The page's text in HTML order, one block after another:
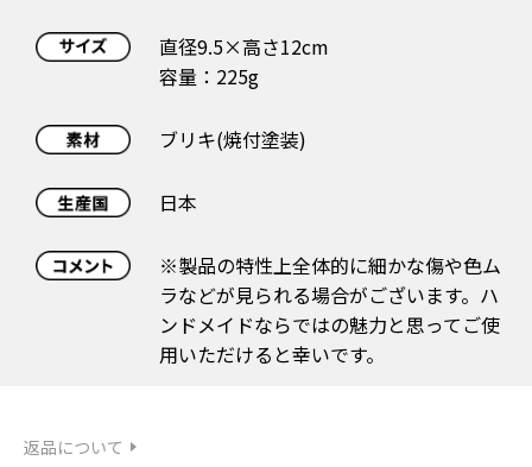
直径9.5×高さ12cm
容量：225g
ブリキ(焼付塗装)
日本
※製品の特性上全体的に細かな傷や色ム
ラなどが見られる場合がございます。ハ
ンドメイドならではの魅力と思ってご使
用いただけると幸いです。
返品について